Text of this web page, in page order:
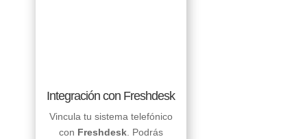
Integración con Freshdesk
Vincula tu sistema telefónico
con Freshdesk. Podrás